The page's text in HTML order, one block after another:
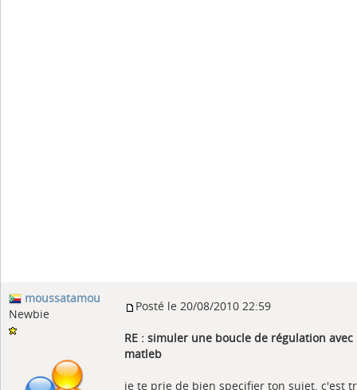
moussatamou
Newbie
Posté le 20/08/2010 22:59
RE : simuler une boucle de régulation avec
matleb
je te prie de bien specifier ton sujet. c'est